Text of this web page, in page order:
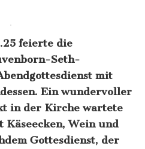
feierte die
Seth-
mit
Ein wundervoller
in der Kirche wartete
Käseecken, Wein und
Gottesdienst, der